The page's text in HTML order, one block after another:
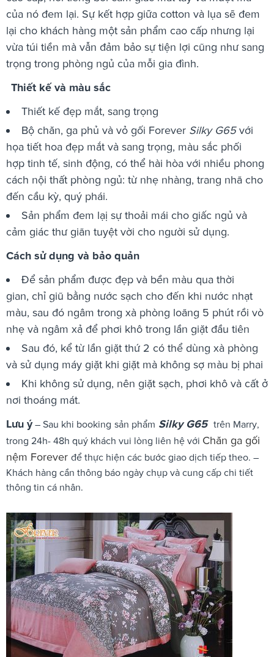
của nó đem lại. Sự kết hợp giữa cotton và lụa sẽ đem
lại cho khách hàng một sản phẩm cao cấp nhưng lại
vừa túi tiền mà vẫn đảm bảo sự tiện lợi cũng như sang
trọng trong phòng ngủ của mỗi gia đình.
Thiết kế và màu sắc
Thiết kế đẹp mắt, sang trọng
Bộ chăn, ga phủ và vỏ gối Forever Silky G65với
họa tiết hoa đẹp mắt và sang trọng, màu sắc phối
hợp tinh tế, sinh động, có thể hài hòa với nhiều phong
cách nội thất phòng ngủ: từ nhẹ nhàng, trang nhã cho
đến cầu kỳ, quý phái.
Sản phẩm đem lạị sự thoải mái cho giấc ngủ và
cảm giác thư giãn tuyệt vời cho người sử dụng.
Cách sử dụng và bảo quản
Để sản phẩm được đẹp và bền màu qua thời
gian, chỉ giũ bằng nước sạch cho đến khi nước nhạt
màu, sau đó ngâm trong xà phòng loãng 5 phút rồi vò
nhẹ và ngâm xả để phơi khô trong lần giặt đầu tiên
Sau đó, kể từ lần giặt thứ 2 có thể dùng xà phòng
và sử dụng máy giặt khi giặt mà không sợ màu bị phai
Khi không sử dụng, nên giặt sạch, phơi khô và cất ở
nơi thoáng mát.
Lưu ý– Sau khi booking sản phẩm Silky G65 trên Marry,
trong 24h- 48h quý khách vui lòng liên hệ với Chăn ga gối
nệm Forever để thực hiện các bước giao dịch tiếp theo. –
Khách hàng cần thông báo ngày chụp và cung cấp chi tiết
thông tin cá nhân.